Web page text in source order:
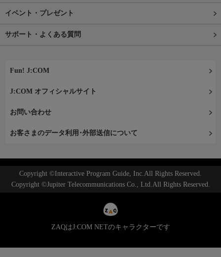
イベント・プレゼント
サポート・よくある質問
Fun! J:COM
J:COM オフィシャルサイト
お問い合わせ
お客さまのデータ利用･外部送信について
Copyright ©Interactive Program Guide, Inc.All Rights Reserved.
Copyright ©Jupiter Telecommunications Co., Ltd.All Rights Reserved.
ZAQはJ:COM NETのキャラクターです